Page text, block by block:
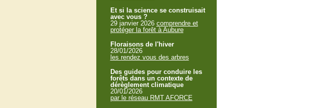
Et si la science se construisait
avec vous ?
29 janvier 2026 comprendre et
protéger la forêt à Aubure
Floraisons de l'hiver
28/01/2026
les rendez vous des arbres
Des guides pour conduire les
forêts dans un contexte de
dérèglement climatique
20/01/2026
par le réseau RMT AFORCE